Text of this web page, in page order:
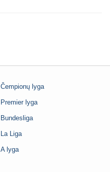
Čempionų lyga
Premier lyga
Bundesliga
La Liga
A lyga